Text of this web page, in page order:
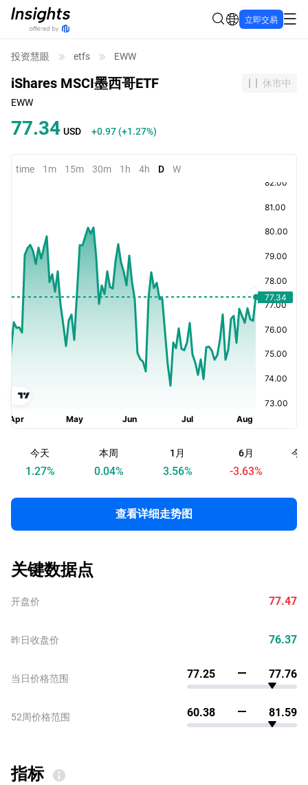
立即交易
投资慧眼 etfs EWW
iShares MSCI墨西哥ETF
休市中
EWW
77.34 USD +0.97 (+1.27%)
time 1m 15m 30m 1h 4h D W
今天
1.27%
本周
0.04%
1月
3.56%
6月
-3.63%
今
查看详细走势图
关键数据点
开盘价
昨日收盘价
当日价格范围
52周价格范围
77.47
76.37
77.25 77.76
60.38 81.59
指标